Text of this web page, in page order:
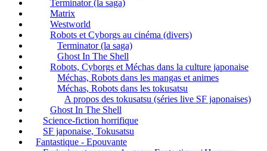
Terminator (la saga)
Matrix
Westworld
Robots et Cyborgs au cinéma (divers)
Terminator (la saga)
Ghost In The Shell
Robots, Cyborgs et Méchas dans la culture japonaise
Méchas, Robots dans les mangas et animes
Méchas, Robots dans les tokusatsu
A propos des tokusatsu (séries live SF japonaises)
Ghost In The Shell
Science-fiction horrifique
SF japonaise, Tokusatsu
Fantastique - Epouvante